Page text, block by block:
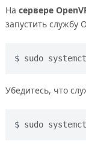
На сервере
запустить службу
sudo
Убедитесь, что
sudo